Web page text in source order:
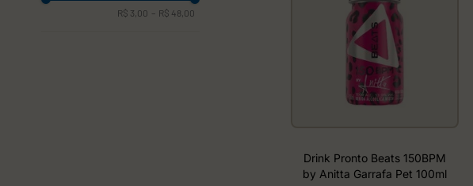
R$ 3,00 – R$ 48,00
Drink Pronto Beats 150BPM
by Anitta Garrafa Pet 100ml